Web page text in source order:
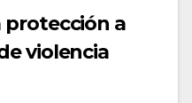
protección a
violencia